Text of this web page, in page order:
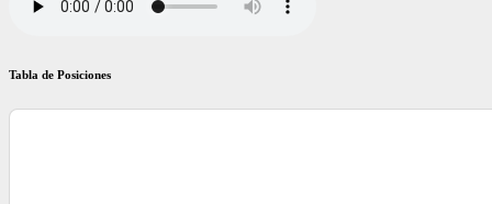
Tabla de Posiciones